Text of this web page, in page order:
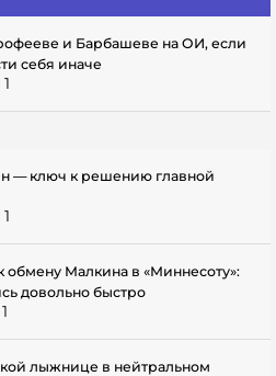
и Барбашеве на ОИ, если
себя иначе
1
— ключ к решению главной
1
обмену Малкина в «Миннесоту»:
довольно быстро
1
лыжнице в нейтральном